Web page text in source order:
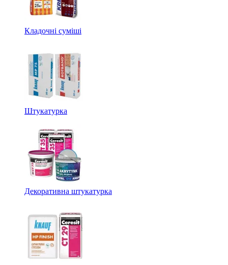
Кладочні суміші
Штукатурка
Декоративна штукатурка